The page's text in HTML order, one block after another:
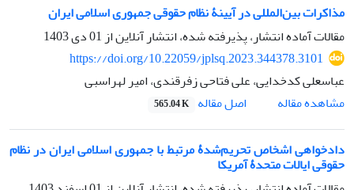
مذاکرات بین‌المللی در آیینۀ نظام حقوقی جمهوری اسلامی ایران
مقالات آماده انتشار، پذیرفته شده، انتشار آنلاین از01 دی 1403
https://doi.org/10.22059/jplsq.2023.344378.3101
عباسعلی کدخدایی، علی فتاحی زفرقندی، امیر لهراسبی
مشاهده مقاله
اصل مقاله 565.04 K
دادخواهی اشخاص تحریم‌شدۀ مرتبط با جمهوری اسلامی ایران در نظام
حقوقی ایالات متحدۀ آمریکا